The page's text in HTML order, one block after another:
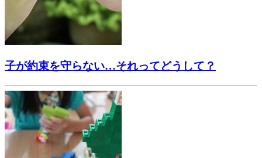
子が約束を守らない…それってどうして？